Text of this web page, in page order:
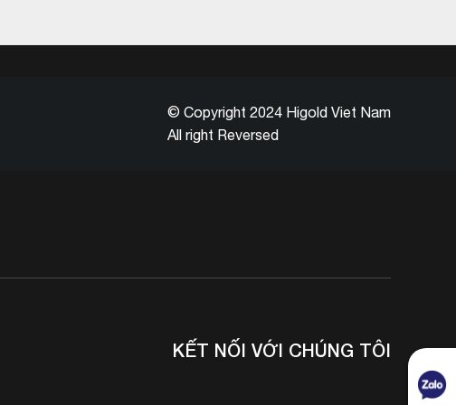
© Copyright 2024 Higold Viet Nam
All right Reversed
KẾT NỐI VỚI CHÚNG TÔI